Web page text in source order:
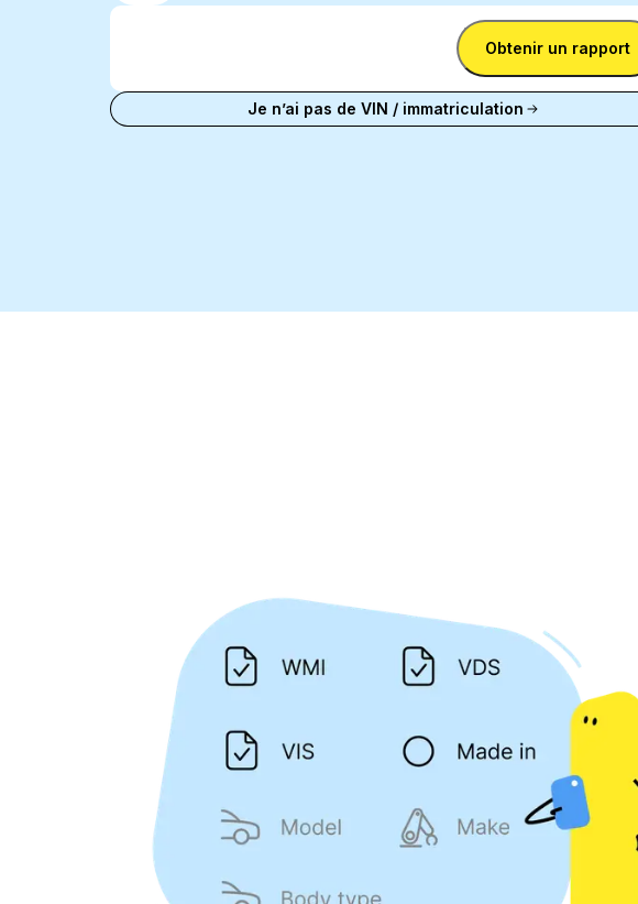
d'immatriculation
Entrer le VIN
VINEntrer le VIN
Obtenir un rapport
Je n’ai pas de VIN / immatriculation